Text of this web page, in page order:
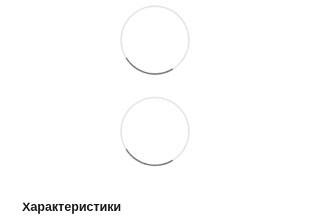
Характеристики